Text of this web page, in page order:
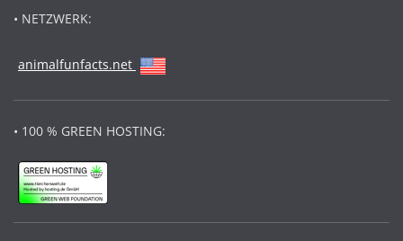
• NETZWERK:
animalfunfacts.net
• 100 % GREEN HOSTING: